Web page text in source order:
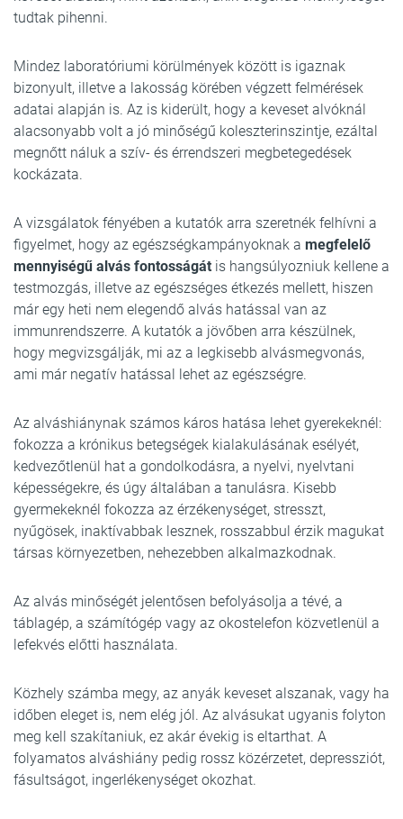
tudtak pihenni.
Mindez laboratóriumi körülmények között is igaznak
bizonyult, illetve a lakosság körében végzett felmérések
adatai alapján is. Az is kiderült, hogy a keveset alvóknál
alacsonyabb volt a jó minőségű koleszterinszintje, ezáltal
megnőtt náluk a szív- és érrendszeri megbetegedések
kockázata.
A vizsgálatok fényében a kutatók arra szeretnék felhívni a
figyelmet, hogy az egészségkampányoknak a megfelelő
mennyiségű alvás fontosságát is hangsúlyozniuk kellene a
testmozgás, illetve az egészséges étkezés mellett, hiszen
már egy heti nem elegendő alvás hatással van az
immunrendszerre. A kutatók a jövőben arra készülnek,
hogy megvizsgálják, mi az a legkisebb alvásmegvonás,
ami már negatív hatással lehet az egészségre.
Az alváshiánynak számos káros hatása lehet gyerekeknél:
fokozza a krónikus betegségek kialakulásának esélyét,
kedvezőtlenül hat a gondolkodásra, a nyelvi, nyelvtani
képességekre, és úgy általában a tanulásra. Kisebb
gyermekeknél fokozza az érzékenységet, stresszt,
nyűgösek, inaktívabbak lesznek, rosszabbul érzik magukat
társas környezetben, nehezebben alkalmazkodnak.
Az alvás minőségét jelentősen befolyásolja a tévé, a
táblagép, a számítógép vagy az okostelefon közvetlenül a
lefekvés előtti használata.
Közhely számba megy, az anyák keveset alszanak, vagy ha
időben eleget is, nem elég jól. Az alvásukat ugyanis folyton
meg kell szakítaniuk, ez akár évekig is eltarthat. A
folyamatos alváshiány pedig rossz közérzetet, depressziót,
fásultságot, ingerlékenységet okozhat.